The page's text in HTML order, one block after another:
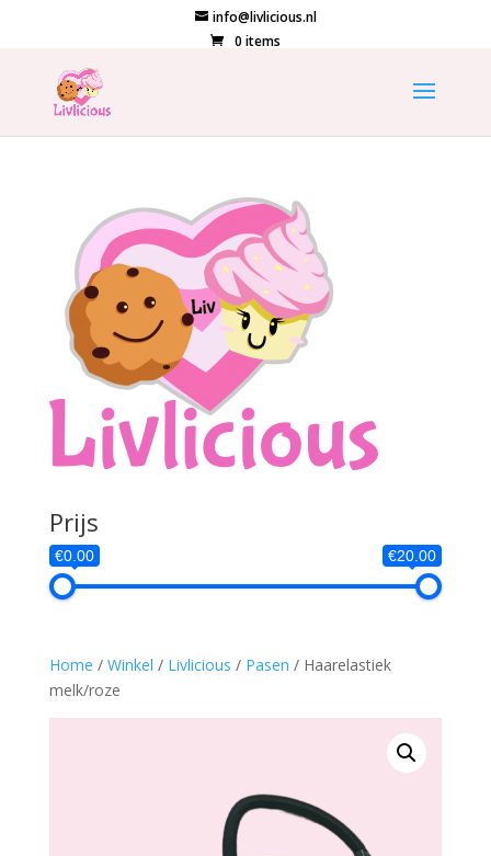
info@livlicious.nl
0 items
Home / Winkel / Livlicious / Pasen / Haarelastiek
melk/roze
Prijs
€0.00 €20.00